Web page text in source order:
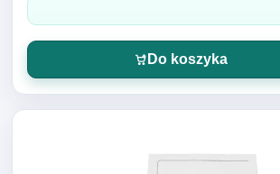
Do koszyka
Otwórz produkt: TECZKA WIĄZANA A3